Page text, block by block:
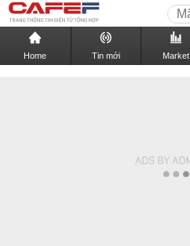
Home Tin mới Market